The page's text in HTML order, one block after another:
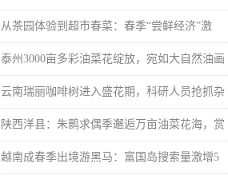
从茶园体验到超市春菜：春季“尝鲜经济”激
泰州3000亩多彩油菜花绽放，宛如大自然油画
云南瑞丽咖啡树进入盛花期，科研人员抢抓杂
陕西洋县：朱鹮求偶季邂逅万亩油菜花海，赏
越南成春季出境游黑马：富国岛搜索量激增5